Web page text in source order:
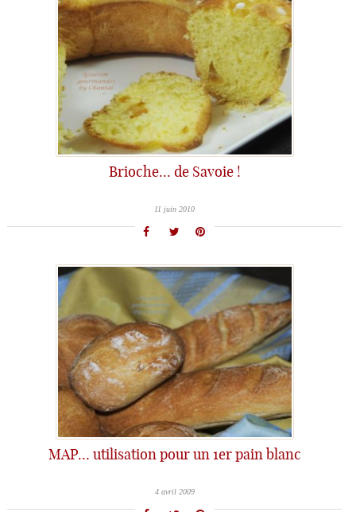
Brioche… de Savoie !
11 juin 2010
MAP… utilisation pour un 1er pain blanc
4 avril 2009